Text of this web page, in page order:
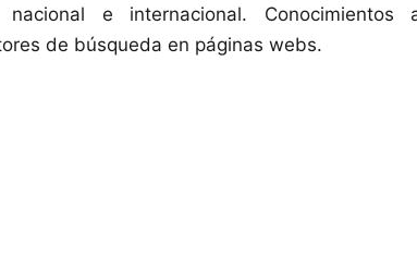
e internacional. Conocimientos
de búsqueda en páginas webs.